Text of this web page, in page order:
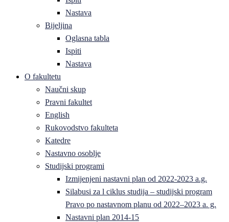
Nastava
Bijeljina
Oglasna tabla
Ispiti
Nastava
O fakultetu
Naučni skup
Pravni fakultet
English
Rukovodstvo fakulteta
Katedre
Nastavno osoblje
Studijski programi
Izmijenjeni nastavni plan od 2022-2023 a.g.
Silabusi za l ciklus studija – studijski program
Pravo po nastavnom planu od 2022–2023 a. g.
Nastavni plan 2014-15